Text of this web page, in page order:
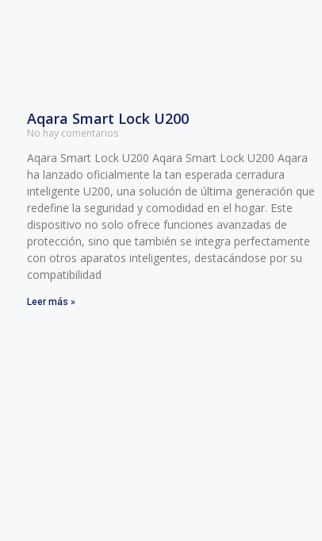
Aqara Smart Lock U200
No hay comentarios
Aqara Smart Lock U200 Aqara Smart Lock U200 Aqara
ha lanzado oficialmente la tan esperada cerradura
inteligente U200, una solución de última generación que
redefine la seguridad y comodidad en el hogar. Este
dispositivo no solo ofrece funciones avanzadas de
protección, sino que también se integra perfectamente
con otros aparatos inteligentes, destacándose por su
compatibilidad
Leer más »